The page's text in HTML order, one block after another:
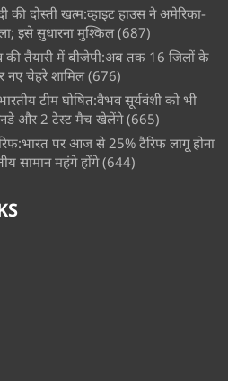
की दोस्ती खत्म:व्हाइट हाउस ने अमेरिका-
इसे सुधारना मुश्किल (687)
की तैयारी में बीजेपी:अब तक 16 जिलों के
नए चेहरे शामिल (676)
टीम घोषित:वैभव सूर्यवंशी को भी
और 2 टेस्ट मैच खेलेंगे (665)
पर आज से 25% टैरिफ लागू होना
सामान महंगे होंगे (644)